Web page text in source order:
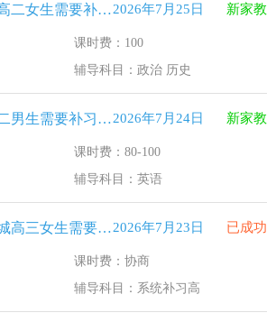
江宁区天元城小区高二女生需要补习政治 历史2026年7月25日 新家教
课时费：100
辅导科目：政治 历史
栖霞区银贡山庄初二男生需要补习英语2026年7月24日 新家教
课时费：80-100
辅导科目：英语
浦口区明发滨江新城高三女生需要补习系统补习高2026年7月23日 已成功
课时费：协商
辅导科目：系统补习高